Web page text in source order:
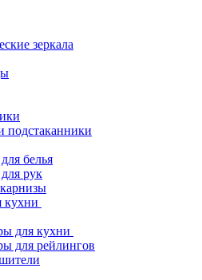
зеркала
подстаканники
белья
рук
кухни
для кухни
для рейлингов